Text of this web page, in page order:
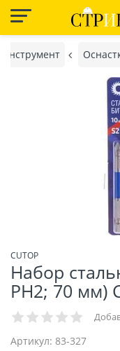
CUTOP
Набор
PH2; 70 мм)
Артикул: 83-327